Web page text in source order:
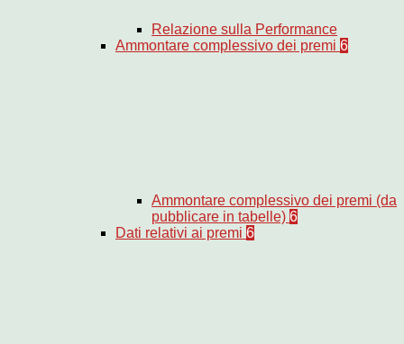
Relazione sulla Performance
Ammontare complessivo dei premi 6
Ammontare complessivo dei premi (da
pubblicare in tabelle) 6
Dati relativi ai premi 6